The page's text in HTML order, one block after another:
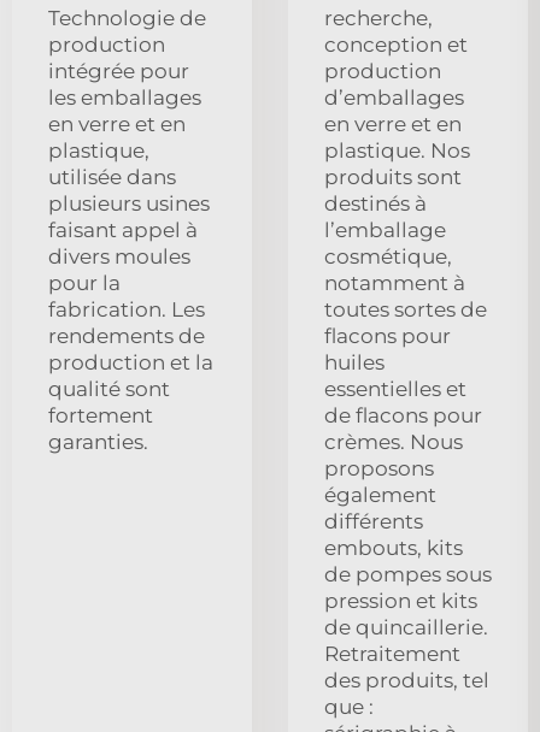
Technologie de
production
intégrée pour
les emballages
en verre et en
plastique,
utilisée dans
plusieurs usines
faisant appel à
divers moules
pour la
fabrication. Les
rendements de
production et la
qualité sont
fortement
garanties.
recherche,
conception et
production
d’emballages
en verre et en
plastique. Nos
produits sont
destinés à
l’emballage
cosmétique,
notamment à
toutes sortes de
flacons pour
huiles
essentielles et
de flacons pour
crèmes. Nous
proposons
également
différents
embouts, kits
de pompes sous
pression et kits
de quincaillerie.
Retraitement
des produits, tel
que :